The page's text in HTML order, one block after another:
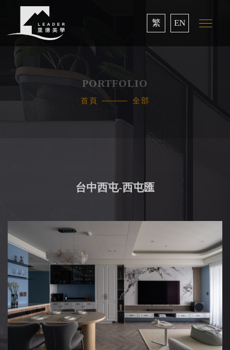
繁 EN
PORTFOLIO
首頁 全部
台中西屯-西屯匯